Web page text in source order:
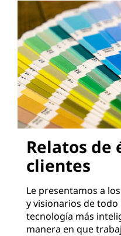
Relatos de
clientes
Le presentamos a
y visionarios de
tecnología más
manera en que